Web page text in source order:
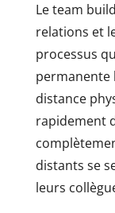
Le team
relations et
processus
permanente
distance
rapidement
distants se
leurs